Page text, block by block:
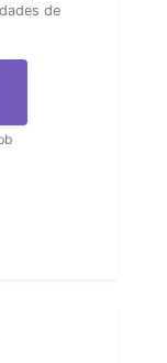
de